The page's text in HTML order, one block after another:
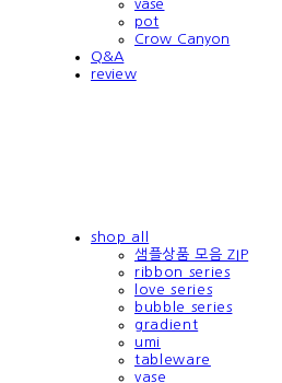
vase
pot
Crow Canyon
Q&A
review
shop all
샘플상품 모음 ZIP
ribbon series
love series
bubble series
gradient
umi
tableware
vase